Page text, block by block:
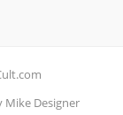
Mike Designer